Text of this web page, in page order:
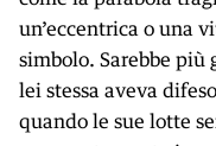
un’eccentrica o una
simbolo. Sarebbe più
lei stessa aveva
quando le sue lotte